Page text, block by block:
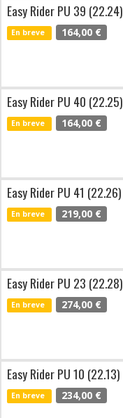
Easy Rider PU 39 (22.24)
En breve 164,00 €
Easy Rider PU 40 (22.25)
En breve 164,00 €
Easy Rider PU 41 (22.26)
En breve 219,00 €
Easy Rider PU 23 (22.28)
En breve 274,00 €
Easy Rider PU 10 (22.13)
En breve 234,00 €